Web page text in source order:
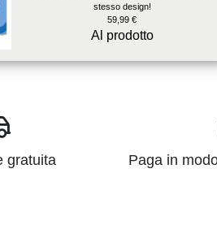
stesso design!
59,99 €
Al prodotto
gratuita Paga in